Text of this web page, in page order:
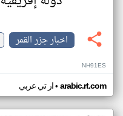
اخبار جزر القمر
NH91ES
ار تي عربي• arabic.rt.com